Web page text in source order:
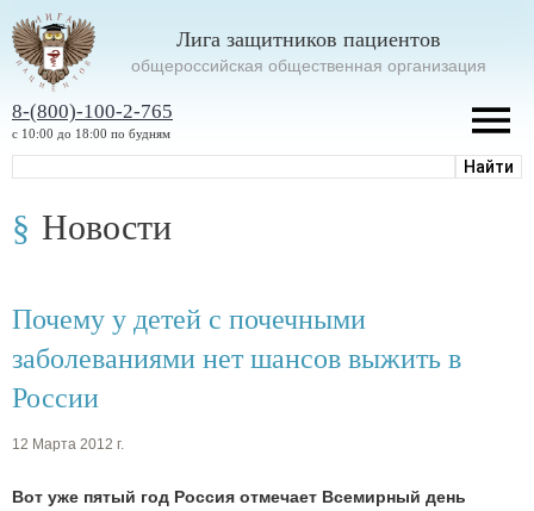
Лига защитников пациентов
oбщероссийская общественная организация
8-(800)-100-2-765
с 10:00 до 18:00 по будням
Новости
Почему у детей с почечными
заболеваниями нет шансов выжить в
России
12 Марта 2012 г.
Вот уже пятый год Россия отмечает Всемирный день